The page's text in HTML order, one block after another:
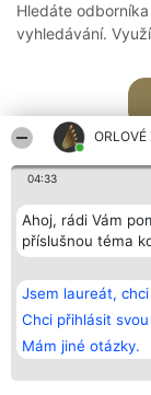
04:33
Ahoj, rádi Vám
příslušnou téma
Jsem laureát,
Chci přihlásit
Mám jiné otázky.
Hledáte
vyhledávání.
Bright Side Solutions sp.
o. sp. k.
ul. Ruska 22
Wrocław 50-079
KRS 0000749100 | Regon
381313360 | NIP